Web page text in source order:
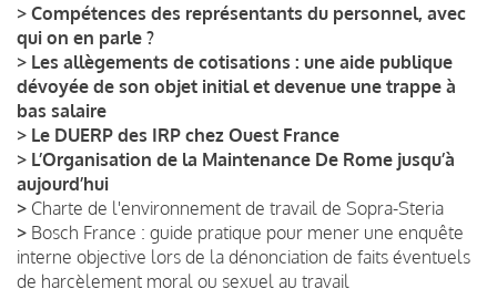
> Compétences des représentants du personnel, avec
qui on en parle ?
> Les allègements de cotisations : une aide publique
dévoyée de son objet initial et devenue une trappe à
bas salaire
> Le DUERP des IRP chez Ouest France
> L’Organisation de la Maintenance De Rome jusqu’à
aujourd’hui
> Charte de l'environnement de travail de Sopra-Steria
> Bosch France : guide pratique pour mener une enquête
interne objective lors de la dénonciation de faits éventuels
de harcèlement moral ou sexuel au travail